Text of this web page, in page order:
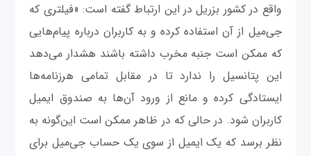
واقع در کشور بزریل در این ارتباط گفته است: «فیلتری که
جی‌میل از آن استفاده کرده و به کاربران درباره پیام‌هایی
که ممکن است جنبه مخرب داشته باشند هشدار می‌دهد
این پتانسیل را ندارد تا در مقابل تمامی هرزنامه‌ها
ایستادگی کرده و مانع از ورود آن‌ها به صندوق ایمیل
کاربران شود. در حالی که در ظاهر ممکن است این‌گونه به
نظر برسد که یک ایمیل از سوی یک حساب جی‌میل برای